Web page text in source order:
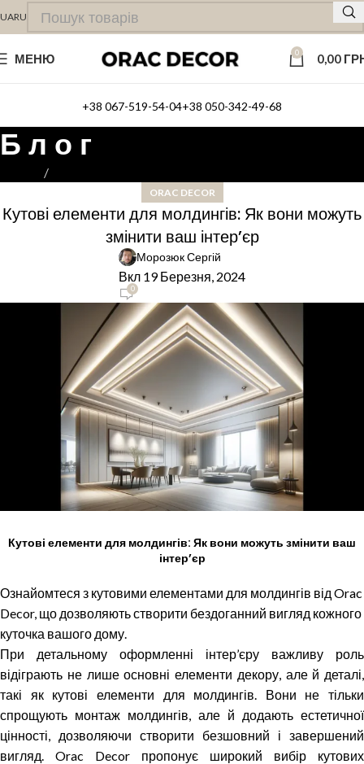
UARU
МЕНЮ 0 0,00
+38 067-519-54-04+38 050-342-49-68
Б л о г
ORAC DECOR
Кутові елементи для молдингів: Як вони можуть
змінити ваш інтер’єр
Морозюк Сергій
Вкл 19 Березня, 2024
0
Кутові елементи для молдингів: Як вони можуть змінити ваш
інтер’єр
Ознайомтеся з кутовими елементами для молдингів від Orac
Decor, що дозволяють створити бездоганний вигляд кожного
куточка вашого дому.
При детальному оформленні інтер’єру важливу роль
відіграють не лише основні елементи декору, але й деталі,
такі як кутові елементи для молдингів. Вони не тільки
спрощують монтаж молдингів, але й додають естетичної
цінності, дозволяючи створити безшовний і завершений
вигляд. Orac Decor пропонує широкий вибір кутових